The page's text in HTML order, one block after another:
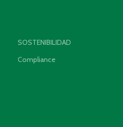
SOSTENIBILIDAD
Compliance